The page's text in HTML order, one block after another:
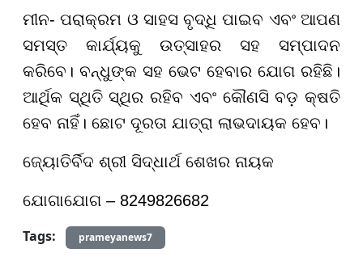
ମୀନ- ପରାକ୍ରମ ଓ ସାହସ ବୃଦ୍ଧି ପାଇବ ଏବଂ ଆପଣ
ସମସ୍ତ କାର୍ଯ୍ୟକୁ ଉତ୍ସାହର ସହ ସମ୍ପାଦନ
କରିବେ। ବନ୍ଧୁଙ୍କ ସହ ଭେଟ ହେବାର ଯୋଗ ରହିଛି।
ଆର୍ଥିକ ସ୍ଥିତି ସ୍ଥିର ରହିବ ଏବଂ କୌଣସି ବଡ଼ କ୍ଷତି
ହେବ ନାହିଁ। ଛୋଟ ଦୂରତା ଯାତ୍ରା ଲାଭଦାୟକ ହେବ।
ଜ୍ୟୋତିର୍ବିଦ ଶ୍ରୀ ସିଦ୍ଧାର୍ଥ ଶେଖର ନାୟକ
ଯୋଗାଯୋଗ – 8249826682
Tags:
prameyanews7